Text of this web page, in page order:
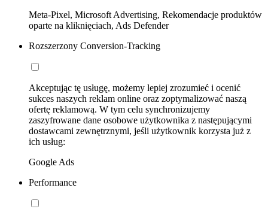
Meta-Pixel, Microsoft Advertising, Rekomendacje produktów
oparte na kliknięciach, Ads Defender
Rozszerzony Conversion-Tracking
Akceptując tę usługę, możemy lepiej zrozumieć i ocenić
sukces naszych reklam online oraz zoptymalizować naszą
ofertę reklamową. W tym celu synchronizujemy
zaszyfrowane dane osobowe użytkownika z następującymi
dostawcami zewnętrznymi, jeśli użytkownik korzysta już z
ich usług:
Google Ads
Performance